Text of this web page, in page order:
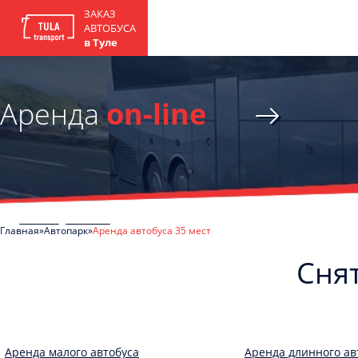
ЗАКАЗ
АВТОБУСА
в Туле
Арендаon-line
Главная Автопарк Аренда автобуса 35 мест
Аренда малого автобуса Аренда длинного